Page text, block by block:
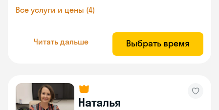
Все услуги и цены (4)
Читать дальше Выбрать время
Наталья